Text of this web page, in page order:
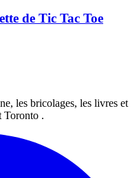
de Tic Tac Toe
les bricolages, les livres et
Toronto .